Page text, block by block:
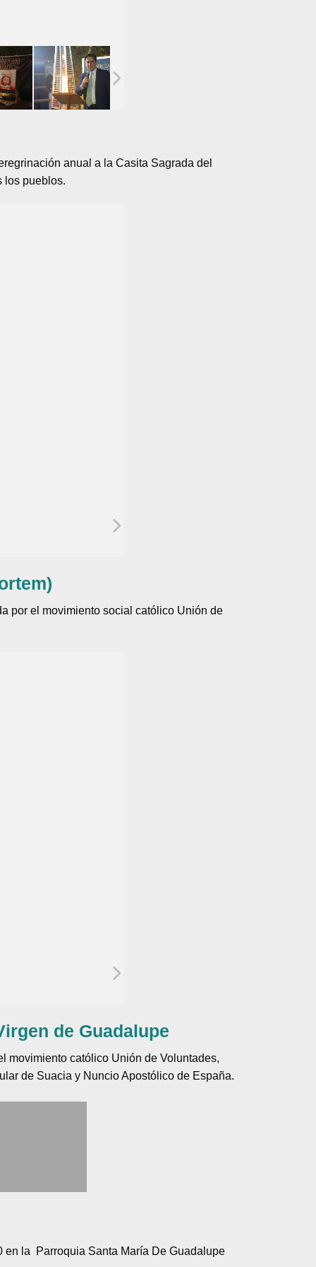
anual a la Casita Sagrada del
los pueblos.
por el movimiento social católico Unión de
de Guadalupe
movimiento católico Unión de Voluntades,
de Suacia y Nuncio Apostólico de España.
en la Parroquia Santa María De Guadalupe